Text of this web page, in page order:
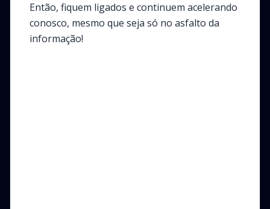
Então, fiquem ligados e continuem acelerando
conosco, mesmo que seja só no asfalto da
informação!